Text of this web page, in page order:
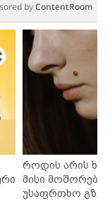
byContentRoom
როდის არის
მისი
უსაფრთხო